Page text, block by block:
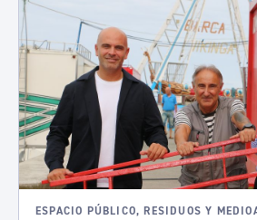
ESPACIO PÚBLICO, RESIDUOS Y